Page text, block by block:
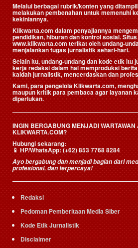
Melalui berbagai rubrik/konten yang
melakukan pembenahan untuk memenuhi
kekiniannya.
Klikwarta.com dalam penyajiannya
pendidikan, hiburan dan kontrol sosial.
www.klikwarta.com terikat oleh undang-
menjalankan tugas jurnalistik sehari-hari.
Selain itu, undang-undang dan kode etik itu
kerja redaksi dalam hal memproduksi
kaidah jurnalistik, mencerdaskan dan
Kami, para pengelola Klikwarta.com,
maupun kritik para pembaca agar layanan
diperlukan.
INGIN BERGABUNG MENJADI
KLIKWARTA.COM?
Hubungi sekarang:
📱HP/WhatsApp:(+62) 853 7768 8284
Ayo bergabung dan menjadi bagian dari
profesional, dan terpercaya!
Redaksi
Pedoman Pemberitaan Media Siber
Kode Etik Jurnalistik
Disclaimer